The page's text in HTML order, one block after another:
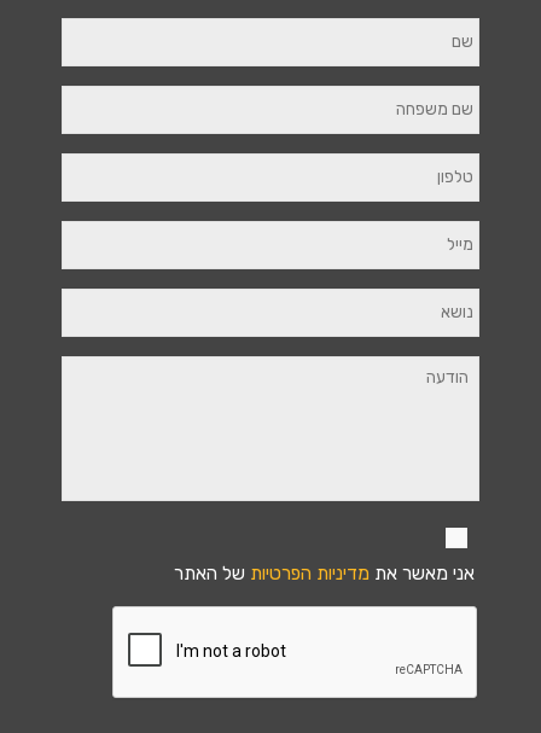
אני מאשר את מדיניות הפרטיות של האתר